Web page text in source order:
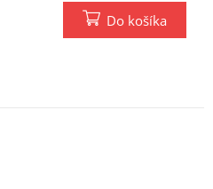
Do košíka